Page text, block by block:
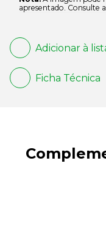
apresentado. Consulte
Adicionar à
Ficha Técnica